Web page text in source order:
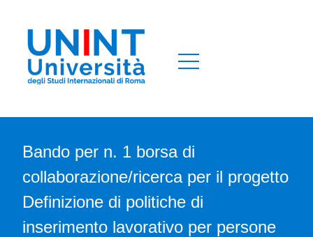
Bando per n. 1 borsa di
collaborazione/ricerca per il progetto
Definizione di politiche di
inserimento lavorativo per persone